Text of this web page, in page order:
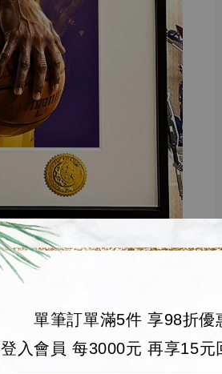
單筆訂單滿5件 享98折優
登入會員 每3000元 再享15元